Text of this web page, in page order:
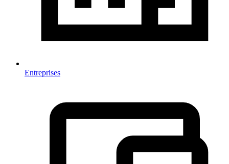
Entreprises